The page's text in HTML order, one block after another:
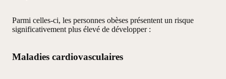
Parmi celles-ci, les personnes obèses présentent un risque
significativement plus élevé de développer:
Maladies cardiovasculaires